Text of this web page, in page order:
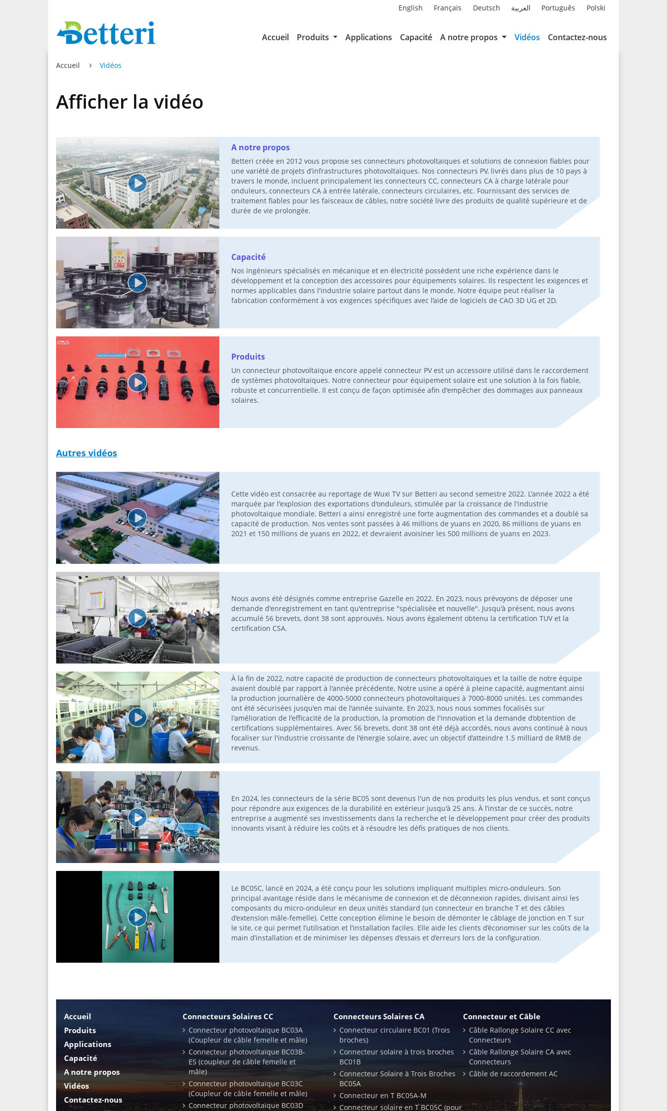
English Français Deutsch العربية Português Polski
Accueil Produits Applications Capacité A notre propos Vidéos Contactez-nous
Accueil Vidéos
Afficher la vidéo
A notre propos
Betteri créée en 2012 vous propose ses connecteurs photovoltaïques et solutions de connexion fiables pour
une variété de projets d’infrastructures photovoltaïques. Nos connecteurs PV, livrés dans plus de 10 pays à
travers le monde, incluent principalement les connecteurs CC, connecteurs CA à charge latérale pour
onduleurs, connecteurs CA à entrée latérale, connecteurs circulaires, etc. Fournissant des services de
traitement fiables pour les faisceaux de câbles, notre société livre des produits de qualité supérieure et de
durée de vie prolongée.
Capacité
Nos ingénieurs spécialisés en mécanique et en électricité possèdent une riche expérience dans le
développement et la conception des accessoires pour équipements solaires. Ils respectent les exigences et
normes applicables dans l'industrie solaire partout dans le monde. Notre équipe peut réaliser la
fabrication conformément à vos exigences spécifiques avec l’aide de logiciels de CAO 3D UG et 2D.
Produits
Un connecteur photovoltaïque encore appelé connecteur PV est un accessoire utilisé dans le raccordement
de systèmes photovoltaïques. Notre connecteur pour équipement solaire est une solution à la fois fiable,
robuste et concurrentielle. Il est conçu de façon optimisée afin d'empêcher des dommages aux panneaux
solaires.
Autres vidéos
Cette vidéo est consacrée au reportage de Wuxi TV sur Betteri au second semestre 2022. L'année 2022 a été
marquée par l'explosion des exportations d'onduleurs, stimulée par la croissance de l'industrie
photovoltaïque mondiale. Betteri a ainsi enregistré une forte augmentation des commandes et a doublé sa
capacité de production. Nos ventes sont passées à 46 millions de yuans en 2020, 86 millions de yuans en
2021 et 150 millions de yuans en 2022, et devraient avoisiner les 500 millions de yuans en 2023.
Nous avons été désignés comme entreprise Gazelle en 2022. En 2023, nous prévoyons de déposer une
demande d'enregistrement en tant qu'entreprise "spécialisée et nouvelle". Jusqu'à présent, nous avons
accumulé 56 brevets, dont 38 sont approuvés. Nous avons également obtenu la certification TUV et la
certification CSA.
À la fin de 2022, notre capacité de production de connecteurs photovoltaïques et la taille de notre équipe
avaient doublé par rapport à l'année précédente. Notre usine a opéré à pleine capacité, augmentant ainsi
la production journalière de 4000-5000 connecteurs photovoltaïques à 7000-8000 unités. Les commandes
ont été sécurisées jusqu'en mai de l'année suivante. En 2023, nous nous sommes focalisés sur
l'amélioration de l'efficacité de la production, la promotion de l'innovation et la demande d’obtention de
certifications supplémentaires. Avec 56 brevets, dont 38 ont été déjà accordés, nous avons continué à nous
focaliser sur l'industrie croissante de l'énergie solaire, avec un objectif d’atteindre 1.5 milliard de RMB de
revenus.
En 2024, les connecteurs de la série BC05 sont devenus l'un de nos produits les plus vendus, et sont conçus
pour répondre aux exigences de la durabilité en extérieur jusqu'à 25 ans. À l’instar de ce succès, notre
entreprise a augmenté ses investissements dans la recherche et le développement pour créer des produits
innovants visant à réduire les coûts et à résoudre les défis pratiques de nos clients.
Le BC05C, lancé en 2024, a été conçu pour les solutions impliquant multiples micro-onduleurs. Son
principal avantage réside dans le mécanisme de connexion et de déconnexion rapides, divisant ainsi les
composants du micro-onduleur en deux unités standard (un connecteur en branche T et des câbles
d’extension mâle-femelle). Cette conception élimine le besoin de démonter le câblage de jonction en T sur
le site, ce qui permet l’utilisation et l’installation faciles. Elle aide les clients d’économiser sur les coûts de la
main d’installation et de minimiser les dépenses d’essais et d’erreurs lors de la configuration.
Accueil
Produits
Applications
Capacité
A notre propos
Vidéos
Contactez-nous
Connecteurs Solaires CC
Connecteur photovoltaïque BC03A
(Coupleur de câble femelle et mâle)
Connecteur photovoltaïque BC03B-
ES (coupleur de câble femelle et
mâle)
Connecteur photovoltaïque BC03C
(Coupleur de câble femelle et mâle)
Connecteur photovoltaïque BC03D
Connecteurs Solaires CA
Connecteur circulaire BC01 (Trois
broches)
Connecteur solaire à trois broches
BC01B
Connecteur Solaire à Trois Broches
BC05A
Connecteur en T BC05A-M
Connecteur solaire en T BC05C (pour
Connecteur et Câble
Câble Rallonge Solaire CC avec
Connecteurs
Câble Rallonge Solaire CA avec
Connecteurs
Câble de raccordement AC